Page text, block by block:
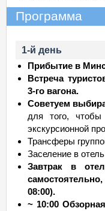
Программа
1-й день
Прибытие в
Встреча
3-го вагона.
Советуем
для того,
экскурсионной
Трансферы
Заселение в
Завтрак в
08:00).
~ 10:00